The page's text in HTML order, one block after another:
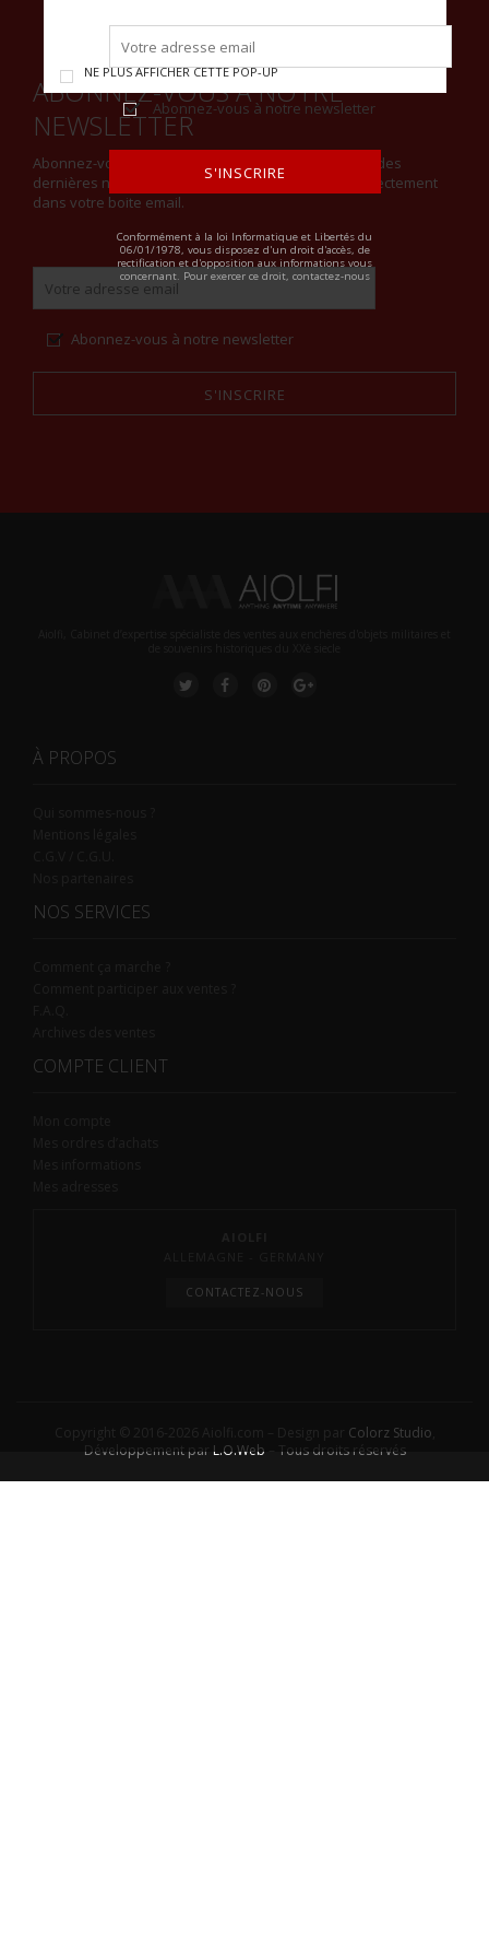
Abonnez-vous à notre newsletter
S'INSCRIRE
Conformément à la loi Informatique et Libertés du
06/01/1978, vous disposez d'un droit d'accès, de
rectification et d'opposition aux informations vous
concernant. Pour exercer ce droit, contactez-nous
NE PLUS AFFICHER CETTE POP-UP
ABONNEZ-VOUS À NOTRE
NEWSLETTER
Abonnez-vous à notre newsletter et restez informé des
dernières nouveautés et recevez notre actualité directement
dans votre boite email.
Abonnez-vous à notre newsletter
S'INSCRIRE
À PROPOS
NOS SERVICES
COMPTE CLIENT
CONTACTEZ-NOUS
Colorz Studio
Développement par L.O.Web – Tous droits réservés